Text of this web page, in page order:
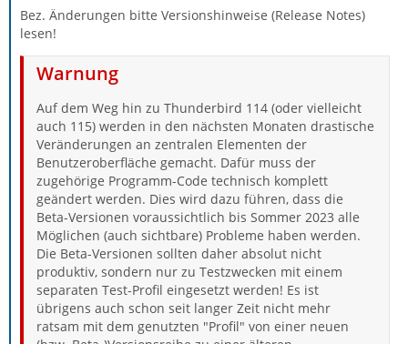
Bez. Änderungen bitte Versionshinweise (Release Notes)
lesen!
Warnung
Auf dem Weg hin zu Thunderbird 114 (oder vielleicht
auch 115) werden in den nächsten Monaten drastische
Veränderungen an zentralen Elementen der
Benutzeroberfläche gemacht. Dafür muss der
zugehörige Programm-Code technisch komplett
geändert werden. Dies wird dazu führen, dass die
Beta-Versionen voraussichtlich bis Sommer 2023 alle
Möglichen (auch sichtbare) Probleme haben werden.
Die Beta-Versionen sollten daher absolut nicht
produktiv, sondern nur zu Testzwecken mit einem
separaten Test-Profil eingesetzt werden! Es ist
übrigens auch schon seit langer Zeit nicht mehr
ratsam mit dem genutzten "Profil" von einer neuen